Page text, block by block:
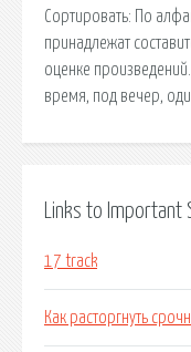
Сортировать: По
принадлежат
оценке
время, под вечер,
Links to Important
17 track
Как расторгнуть